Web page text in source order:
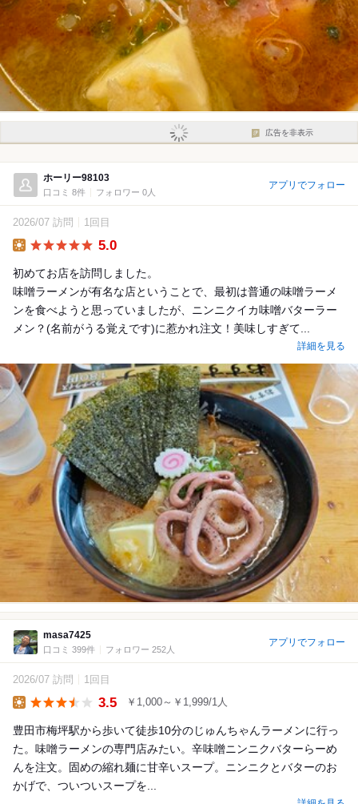
広告を非表示
ホーリー98103
口コミ 8件 フォロワー 0人
アプリでフォロー
2026/07 訪問 1回目
5.0
初めてお店を訪問しました。
味噌ラーメンが有名な店ということで、最初は普通の味噌ラーメ
ンを食べようと思っていましたが、ニンニクイカ味噌バターラー
メン？(名前がうる覚えです)に惹かれ注文！美味しすぎて...
詳細を見る
masa7425
口コミ 399件 フォロワー 252人
アプリでフォロー
2026/07 訪問 1回目
3.5 ￥1,000～￥1,999/1人
豊田市梅坪駅から歩いて徒歩10分のじゅんちゃんラーメンに行っ
た。味噌ラーメンの専門店みたい。辛味噌ニンニクバターらーめ
んを注文。固めの縮れ麺に甘辛いスープ。ニンニクとバターのお
かげで、ついついスープを...